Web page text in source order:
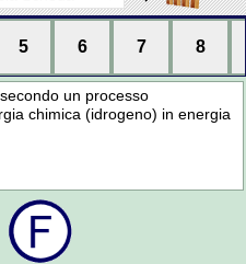
5 6 7 8
un processo
chimica (idrogeno) in energia